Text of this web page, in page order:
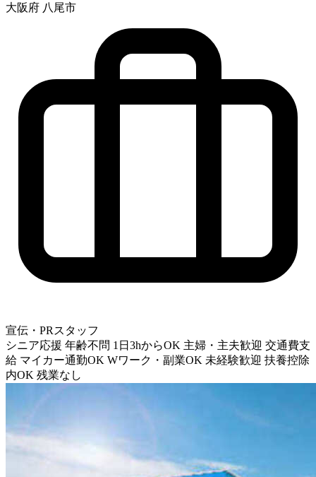
大阪府 八尾市
宣伝・PRスタッフ
シニア応援 年齢不問 1日3hからOK 主婦・主夫歓迎 交通費支
給 マイカー通勤OK Wワーク・副業OK 未経験歓迎 扶養控除
内OK 残業なし